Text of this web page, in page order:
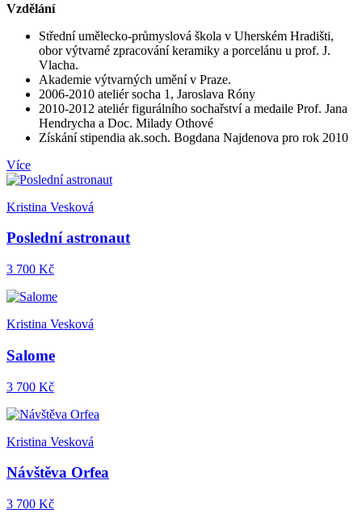
Vzdělání
Střední umělecko-průmyslová škola v Uherském Hradišti,
obor výtvarné zpracování keramiky a porcelánu u prof. J.
Vlacha.
Akademie výtvarných umění v Praze.
2006-2010 ateliér socha 1, Jaroslava Róny
2010-2012 ateliér figurálního sochařství a medaile Prof. Jana
Hendrycha a Doc. Milady Othové
​Získání stipendia ak.soch. Bogdana Najdenova pro rok 2010
Více
Kristina Vesková
Poslední astronaut
3 700 Kč
Kristina Vesková
Salome
3 700 Kč
Kristina Vesková
Návštěva Orfea
3 700 Kč